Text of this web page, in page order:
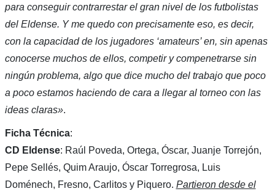
para conseguir contrarrestar el gran nivel de los futbolistas
del Eldense. Y me quedo con precisamente eso, es decir,
con la capacidad de los jugadores ‘amateurs’ en, sin apenas
conocerse muchos de ellos, competir y compenetrarse sin
ningún problema, algo que dice mucho del trabajo que poco
a poco estamos haciendo de cara a llegar al torneo con las
ideas claras».
Ficha Técnica:
CD Eldense: Raúl Poveda, Ortega, Óscar, Juanje Torrejón,
Pepe Sellés, Quim Araujo, Óscar Torregrosa, Luis
Doménech, Fresno, Carlitos y Piquero. Partieron desde el